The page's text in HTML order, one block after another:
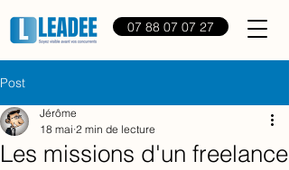
07 88 07 07 27
Post
Les missions d'un freelance
Jérôme
18 mai 2 min de lecture